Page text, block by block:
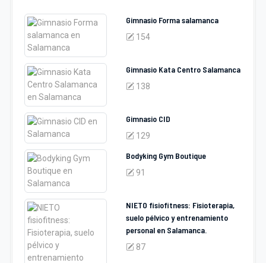
Gimnasio Forma salamanca
154
Gimnasio Kata Centro Salamanca
138
Gimnasio CID
129
Bodyking Gym Boutique
91
NIETO fisiofitness: Fisioterapia,
suelo pélvico y entrenamiento
personal en Salamanca.
87